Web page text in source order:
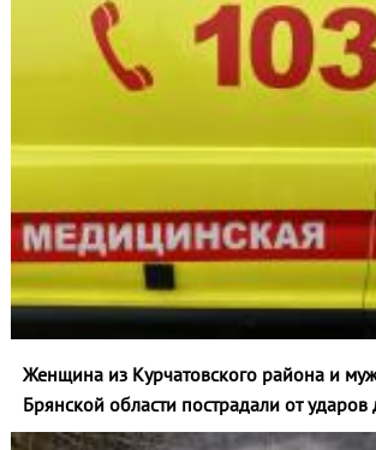
Женщина из Курчатовского района и
Брянской области пострадали от